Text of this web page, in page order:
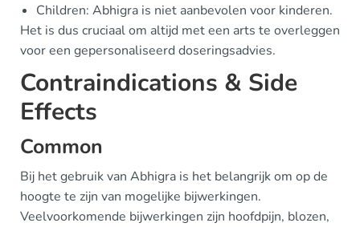
Children: Abhigra is niet aanbevolen voor kinderen.
Het is dus cruciaal om altijd met een arts te overleggen
voor een gepersonaliseerd doseringsadvies.
Contraindications & Side
Effects
Common
Bij het gebruik van Abhigra is het belangrijk om op de
hoogte te zijn van mogelijke bijwerkingen.
Veelvoorkomende bijwerkingen zijn hoofdpijn, blozen,